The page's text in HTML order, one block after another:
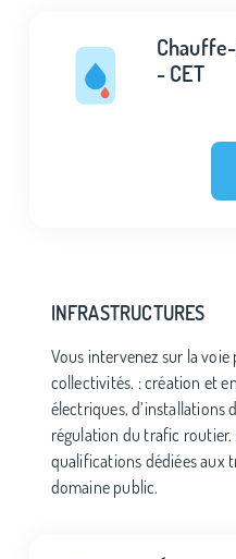
- CET
INFRASTRUCTURES
Vous intervenez sur la
collectivités. : création et
électriques, d’installations
régulation du trafic routier.
qualifications dédiées aux
domaine public.